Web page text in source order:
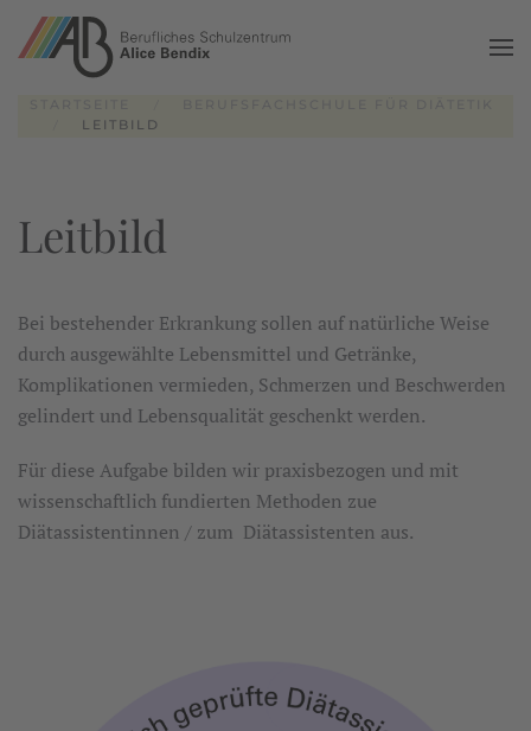
Zum Hauptinhalt springen
LEITBILD
Leitbild
Bei bestehender Erkrankung sollen auf natürliche Weise
durch ausgewählte Lebensmittel und Getränke,
Komplikationen vermieden, Schmerzen und Beschwerden
gelindert und Lebensqualität geschenkt werden.
Für diese Aufgabe bilden wir praxisbezogen und mit
wissenschaftlich fundierten Methoden zue
Diätassistentinnen / zum Diätassistenten aus.